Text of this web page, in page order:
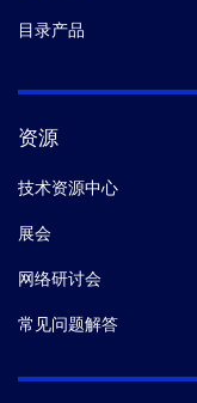
目录产品
资源
技术资源中心
展会
网络研讨会
常见问题解答